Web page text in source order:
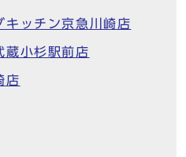
ッチン京急川崎店
小杉駅前店
店